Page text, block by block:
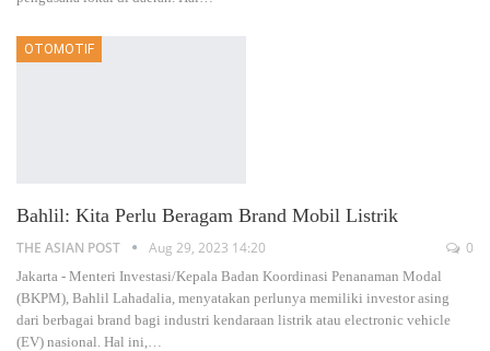
OTOMOTIF
Bahlil: Kita Perlu Beragam Brand Mobil Listrik
THE ASIAN POST Aug 29, 2023 14:20 0
Jakarta - Menteri Investasi/Kepala Badan Koordinasi Penanaman Modal
(BKPM), Bahlil Lahadalia, menyatakan perlunya memiliki investor asing
dari berbagai brand bagi industri kendaraan listrik atau electronic vehicle
(EV) nasional. Hal ini,